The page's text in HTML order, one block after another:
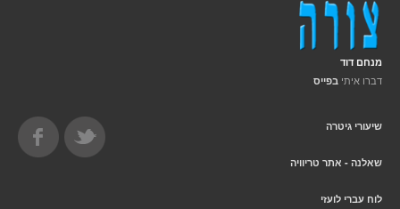
מנחם דוד
דברו איתי בפייס
שיעורי גיטרה
שאלנה - אתר טריוויה
לוח עברי לועזי